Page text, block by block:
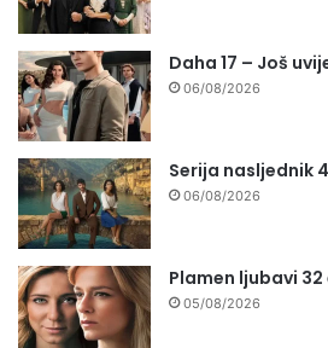
Daha 17 – Još
06/08/2026
Serija nasljednik
06/08/2026
Plamen ljubavi
05/08/2026